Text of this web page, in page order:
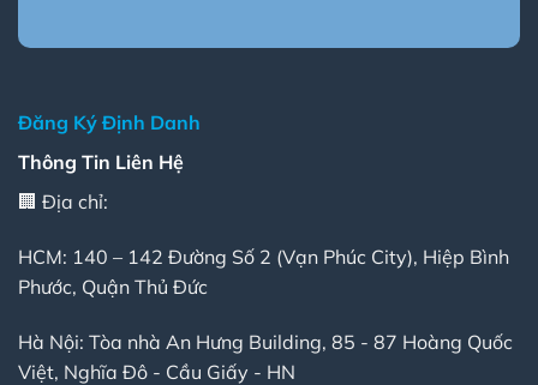
Đăng Ký Định Danh
Thông Tin Liên Hệ
🏢 Địa chỉ:
HCM: 140 – 142 Đường Số 2 (Vạn Phúc City), Hiệp Bình
Phước, Quận Thủ Đức
Hà Nội: Tòa nhà An Hưng Building, 85 - 87 Hoàng Quốc
Việt, Nghĩa Đô - Cầu Giấy - HN